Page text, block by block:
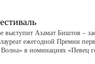
выступит Азамат Биштов –
ежегодной Премии
Волна» в номинациях «Певец